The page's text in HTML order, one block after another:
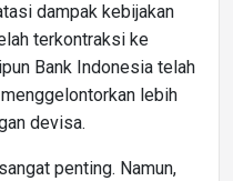
dampak kebijakan
terkontraksi ke
Bank Indonesia telah
lebih
devisa.
penting. Namun,